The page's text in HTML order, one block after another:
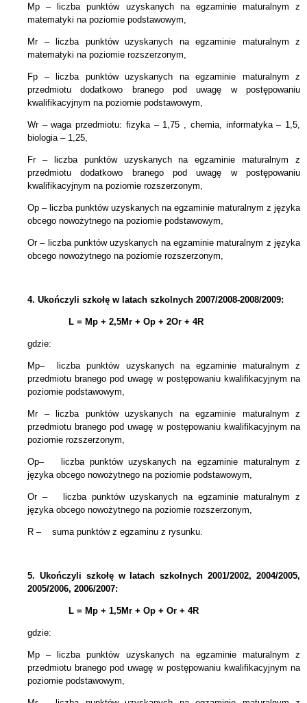
Mp – liczba punktów uzyskanych na egzaminie maturalnym z
matematyki na poziomie podstawowym,
Mr – liczba punktów uzyskanych na egzaminie maturalnym z
matematyki na poziomie rozszerzonym,
Fp – liczba punktów uzyskanych na egzaminie maturalnym z
przedmiotu dodatkowo branego pod uwagę w postępowaniu
kwalifikacyjnym na poziomie podstawowym,
Wr – waga przedmiotu: fizyka – 1,75 , chemia, informatyka – 1,5,
biologia – 1,25,
Fr – liczba punktów uzyskanych na egzaminie maturalnym z
przedmiotu dodatkowo branego pod uwagę w postępowaniu
kwalifikacyjnym na poziomie rozszerzonym,
Op – liczba punktów uzyskanych na egzaminie maturalnym z języka
obcego nowożytnego na poziomie podstawowym,
Or – liczba punktów uzyskanych na egzaminie maturalnym z języka
obcego nowożytnego na poziomie rozszerzonym,
4. Ukończyli szkołę w latach szkolnych 2007/2008-2008/2009:
L = Mp + 2,5Mr + Op + 2Or + 4R
gdzie:
Mp– liczba punktów uzyskanych na egzaminie maturalnym z
przedmiotu branego pod uwagę w postępowaniu kwalifikacyjnym na
poziomie podstawowym,
Mr – liczba punktów uzyskanych na egzaminie maturalnym z
przedmiotu branego pod uwagę w postępowaniu kwalifikacyjnym na
poziomie rozszerzonym,
Op– liczba punktów uzyskanych na egzaminie maturalnym z
języka obcego nowożytnego na poziomie podstawowym,
Or – liczba punktów uzyskanych na egzaminie maturalnym z
języka obcego nowożytnego na poziomie rozszerzonym,
R – suma punktów z egzaminu z rysunku.
5. Ukończyli szkołę w latach szkolnych 2001/2002, 2004/2005,
2005/2006, 2006/2007:
L = Mp + 1,5Mr + Op + Or + 4R
gdzie:
Mp – liczba punktów uzyskanych na egzaminie maturalnym z
przedmiotu branego pod uwagę w postępowaniu kwalifikacyjnym na
poziomie podstawowym,